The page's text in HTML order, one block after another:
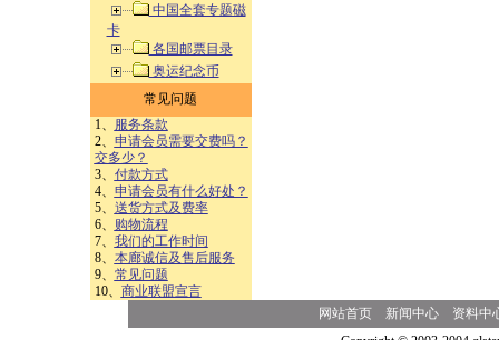
中国全套专题磁
卡
各国邮票目录
奥运纪念币
常见问题
1、
服务条款
2、 申请会员需要交费吗？
交多少？
3、 付款方式
4、 申请会员有什么好处？
5、 送货方式及费率
6、
购物流程
7、 我们的工作时间
8、 本廊诚信及售后服务
9、 常见问题
10、 商业联盟宣言
网站首页 新闻中心
资料中